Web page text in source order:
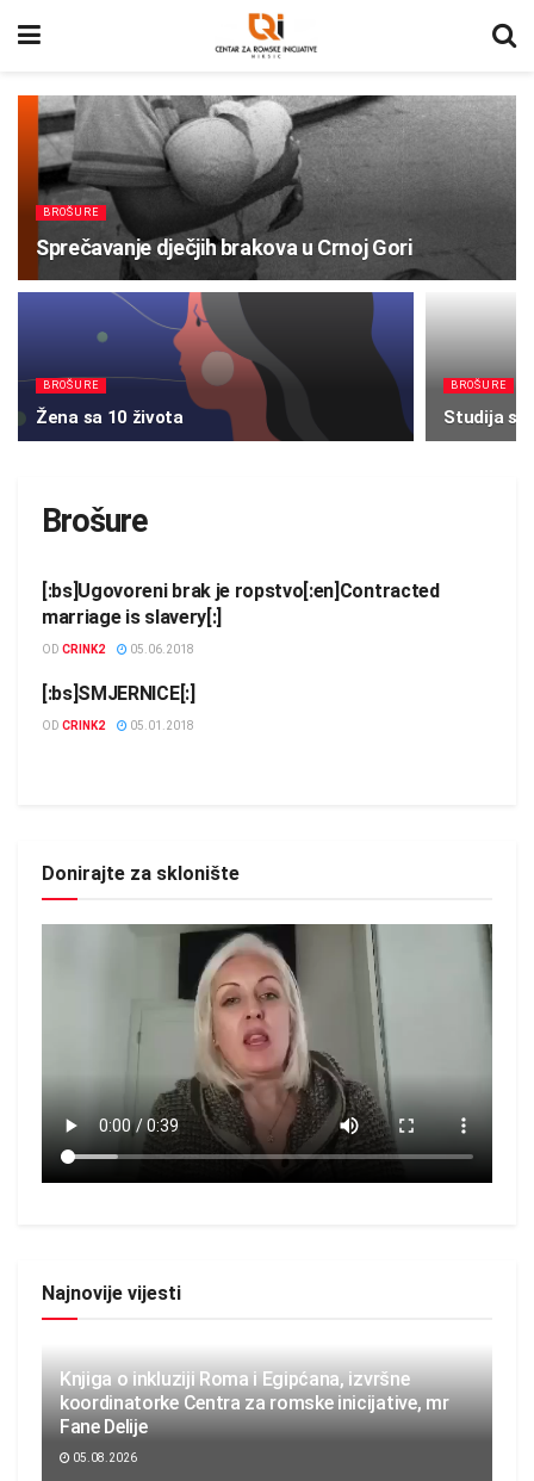
BROŠURE
Sprečavanje dječjih brakova u Crnoj Gori
BROŠURE
Žena sa 10 života
BROŠURE
Studija
Brošure
BROŠURE
[:bs]Ugovoreni brak je ropstvo[:en]Contracted
marriage is slavery[:]
OD CRINK2 05.06.2018
BROŠURE
[:bs]SMJERNICE[:]
OD CRINK2 05.01.2018
Donirajte za sklonište
Najnovije vijesti
Knjiga o inkluziji Roma i Egipćana, izvršne
koordinatorke Centra za romske inicijative, mr
Fane Delije
05.08.2026